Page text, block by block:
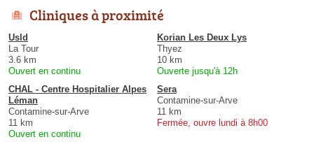
Cliniques à proximité
Usld
La Tour
3.6 km
Ouvert en continu
Korian Les Deux Lys
Thyez
10 km
Ouverte jusqu'à 12h
CHAL - Centre Hospitalier Alpes
Léman
Contamine-sur-Arve
11 km
Ouvert en continu
Sera
Contamine-sur-Arve
11 km
Fermée, ouvre lundi à 8h00